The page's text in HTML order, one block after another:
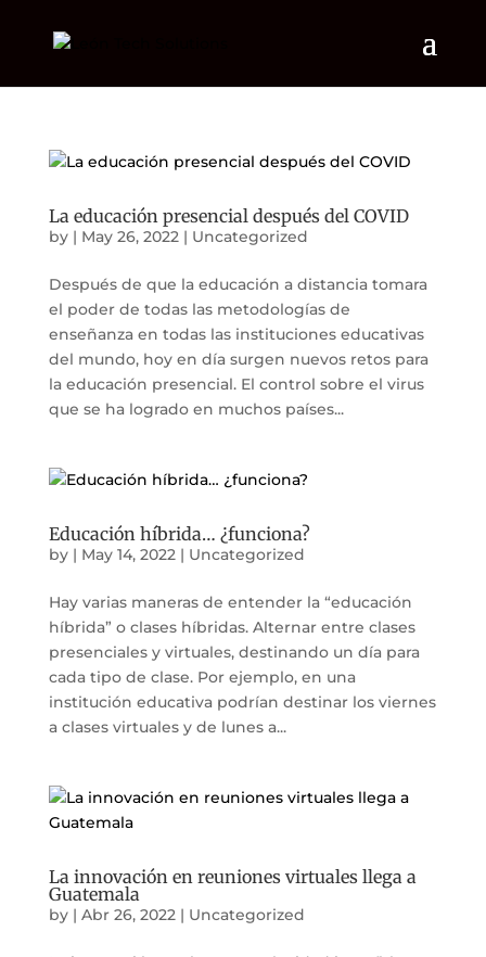
La educación presencial después del COVID
by | May 26, 2022| Uncategorized
Después de que la educación a distancia tomara
el poder de todas las metodologías de
enseñanza en todas las instituciones educativas
del mundo, hoy en día surgen nuevos retos para
la educación presencial. El control sobre el virus
que se ha logrado en muchos países...
Educación híbrida… ¿funciona?
by | May 14, 2022| Uncategorized
Hay varias maneras de entender la “educación
híbrida” o clases híbridas. Alternar entre clases
presenciales y virtuales, destinando un día para
cada tipo de clase. Por ejemplo, en una
institución educativa podrían destinar los viernes
a clases virtuales y de lunes a...
La innovación en reuniones virtuales llega a
Guatemala
by | Abr 26, 2022| Uncategorized